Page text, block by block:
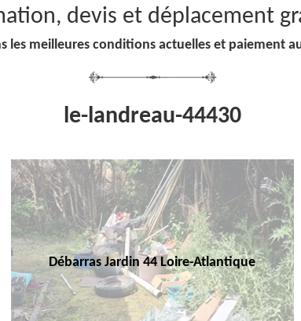
devis et déplacement
les meilleures conditions actuelles et paiement
le-landreau-44430
Débarras Jardin 44 Loire-Atlantique